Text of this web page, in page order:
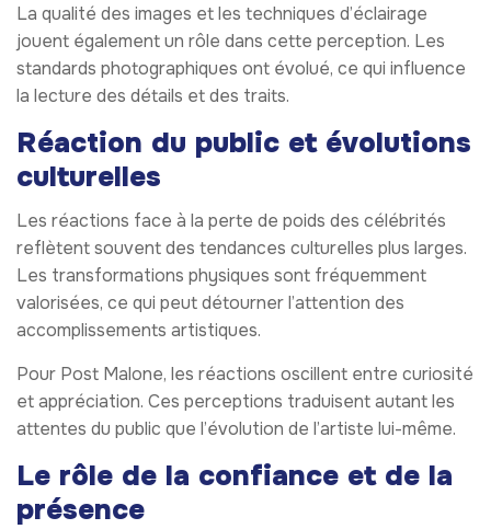
La qualité des images et les techniques d’éclairage
jouent également un rôle dans cette perception. Les
standards photographiques ont évolué, ce qui influence
la lecture des détails et des traits.
Réaction du public et évolutions
culturelles
Les réactions face à la perte de poids des célébrités
reflètent souvent des tendances culturelles plus larges.
Les transformations physiques sont fréquemment
valorisées, ce qui peut détourner l’attention des
accomplissements artistiques.
Pour Post Malone, les réactions oscillent entre curiosité
et appréciation. Ces perceptions traduisent autant les
attentes du public que l’évolution de l’artiste lui-même.
Le rôle de la confiance et de la
présence